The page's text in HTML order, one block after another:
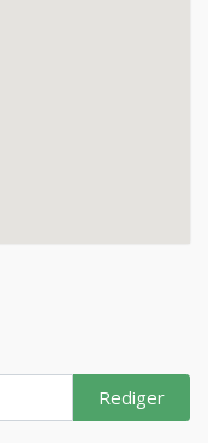
Rediger